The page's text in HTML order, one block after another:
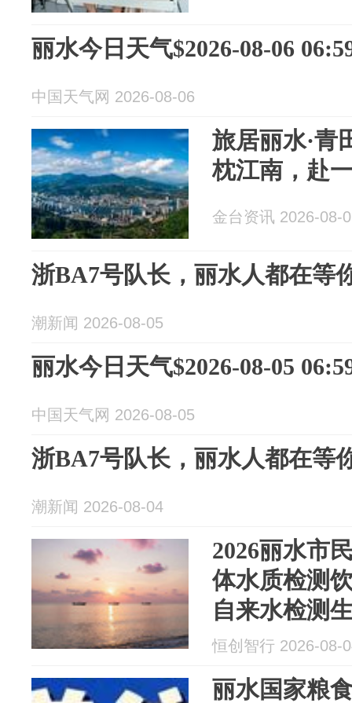
丽水今日天气$2026-08-06
中国天气网 2026-08-06
旅居丽水·青
枕江南，赴
金台资讯 2026-08-
浙BA7号队长，丽水人都在等
潮新闻 2026-08-05
丽水今日天气$2026-08-05
中国天气网 2026-08-05
浙BA7号队长，丽水人都在等
潮新闻 2026-08-04
2026丽水市
体水质检测
自来水检测
三方实地测
恒创智行 2026-08-
丽水国家粮